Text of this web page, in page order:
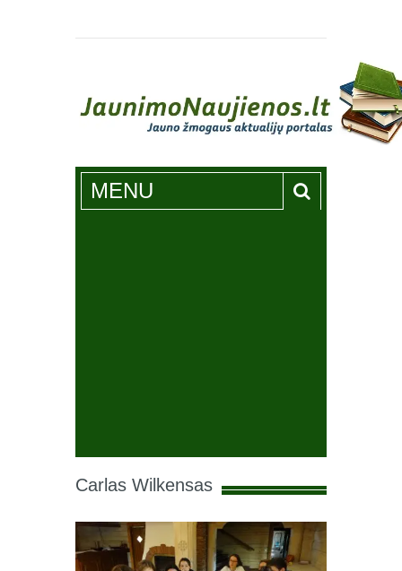
Jaunimonaujienos.lt
MENU
Carlas Wilkensas